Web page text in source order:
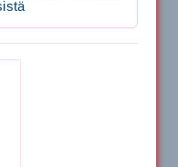
(Jalustamalli)